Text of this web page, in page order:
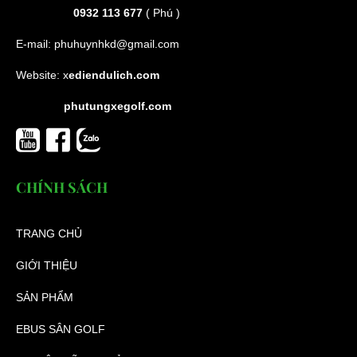
0932 113 677 ( Phú )
E-mail: phuhuynhkd@gmail.com
Website: xediendulich.com
phutungxegolf.com
CHÍNH SÁCH
TRANG CHỦ
GIỚI THIỆU
SẢN PHẨM
EBUS SÂN GOLF